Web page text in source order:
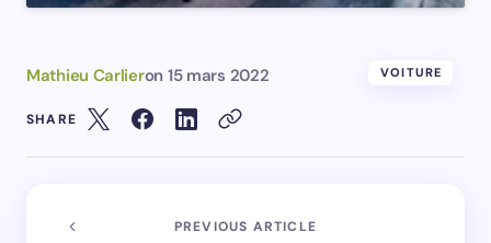
Mathieu Carlieron 15 mars 2022 VOITURE
SHARE
PREVIOUS ARTICLE